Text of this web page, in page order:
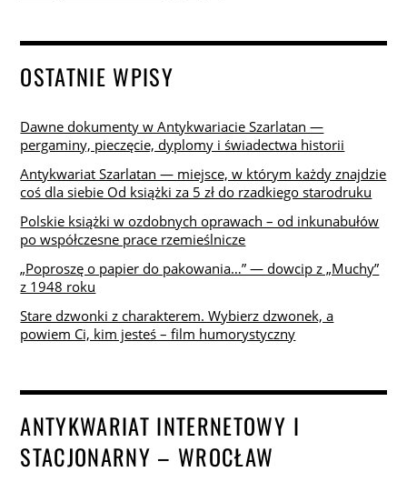
OSTATNIE WPISY
Dawne dokumenty w Antykwariacie Szarlatan —
pergaminy, pieczęcie, dyplomy i świadectwa historii
Antykwariat Szarlatan — miejsce, w którym każdy znajdzie
coś dla siebie Od książki za 5 zł do rzadkiego starodruku
Polskie książki w ozdobnych oprawach – od inkunabułów
po współczesne prace rzemieślnicze
„Poproszę o papier do pakowania…” — dowcip z „Muchy”
z 1948 roku
Stare dzwonki z charakterem. Wybierz dzwonek, a
powiem Ci, kim jesteś – film humorystyczny
ANTYKWARIAT INTERNETOWY I
STACJONARNY – WROCŁAW